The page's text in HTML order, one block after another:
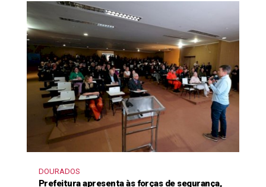
DOURADOS
Prefeitura apresenta às forças de segurança,